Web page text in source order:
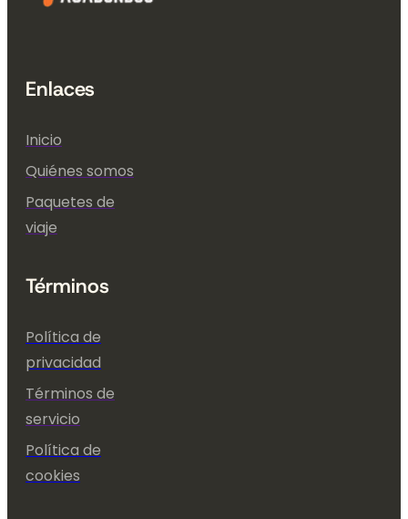
Enlaces
Inicio
Quiénes somos
Paquetes de
viaje
Términos
Política de
privacidad
Términos de
servicio
Política de
cookies